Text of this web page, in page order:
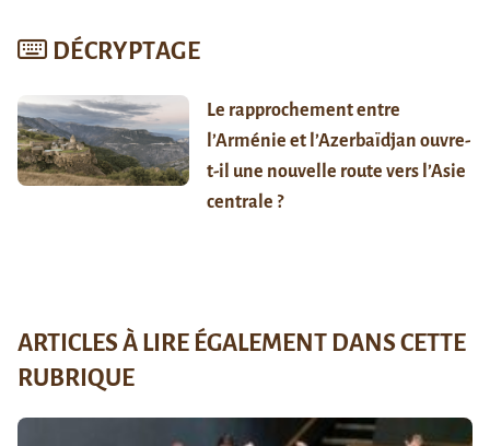
DÉCRYPTAGE
Le rapprochement entre
l’Arménie et l’Azerbaïdjan ouvre-
t-il une nouvelle route vers l’Asie
centrale ?
ARTICLES À LIRE ÉGALEMENT DANS CETTE
RUBRIQUE